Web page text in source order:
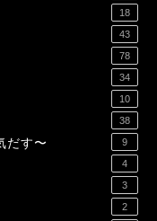
18
43
78
34
10
38
だす〜 9
4
3
2